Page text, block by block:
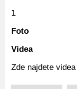
1
Foto
Videa
Zde najdete